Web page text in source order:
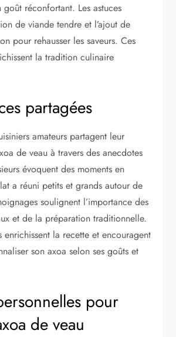
réconfortant. Les astuces
de viande tendre et l’ajout de
pour rehausser les saveurs. Ces
la tradition culinaire
partagées
amateurs partagent leur
de veau à travers des anecdotes
évoquent des moments en
a réuni petits et grands autour de
soulignent l’importance des
et de la préparation traditionnelle.
enrichissent la recette et encouragent
son axoa selon ses goûts et
pour
de veau